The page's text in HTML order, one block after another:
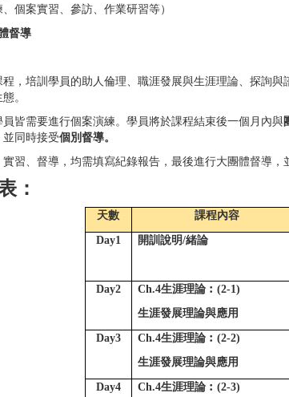
、個案實習、參訪、作業研習等）
督導
程，培訓學員的助人倫理、職涯發展與生涯理論、探詢
。
員皆需要進行個案演練。學員將於課程結束後一個月內與
同時接受個別督導。
習、督導，均需填寫紀錄報告，最後進行大團體督導
：
天數 課程內容
Day1 開訓說明/緒論
Day2 Ch.4生涯理論︰(2-1)
生涯發展理論與應用
Day3 Ch.4生涯理論︰(2-2)
生涯發展理論與應用
Day4 Ch.4生涯理論︰(2-3)